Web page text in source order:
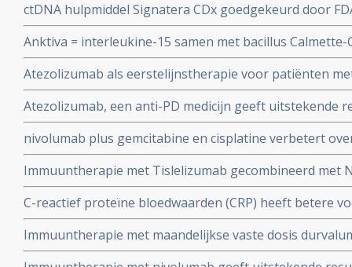
ctDNA hulpmiddel Signatera CDx goedgekeurd door
spierinvasieve blaaskanker met restziekte na operatie
immuuntherapie met atezolizumab
Anktiva = interleukine-15 samen met bacillus Calmette-
uitstekende ziekteprogressievrije overleving bij
hooggradige, papillaire, niet-spierinvasieve
Atezolizumab als eerstelijnstherapie voor patiënten
gevorderde urineleiderkanker geeft betere overall
significant in vergelijking met chemotherapie
Atezolizumab, een anti-PD medicijn geeft uitstekende
zwaar voorbehandelde patienten met
nivolumab plus gemcitabine en cisplatine verbetert
met blaaskanker blijkt uit de checkmate 901 studie
Immuuntherapie met Tislelizumab gecombineerd met
spierinvasief urnieleider - blaaskanker met hoog risico
resultaten
C-reactief proteïne bloedwaarden (CRP) heeft betere
aanslaan van immuuntherapie dan PD-L1 expressie
urineleiderkanker - blaaskanker
Immuuntherapie met maandelijkse vaste dosis
bij eerder met chemotherapie behandelde patiënten